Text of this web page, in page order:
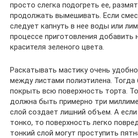
просто слегка подогреть ее,
продолжать вымешивать. Если
следует капнуть в нее воды или
процессе приготовления добавить
красителя зеленого цвета.
Раскатывать мастику очень
между листами полиэтилена.
покрыть всю поверхность торта.
должна быть примерно три
слой создает лишний объем. А
тонко, то поверхность легко
тонкий слой могут проступить